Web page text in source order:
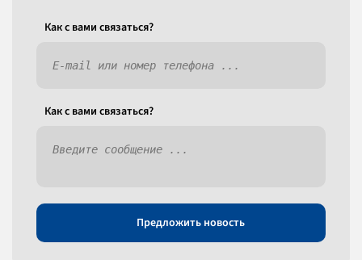
Как c вами связаться?
Как c вами связаться?
Предложить новость